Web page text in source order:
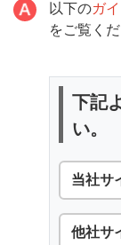
以下のガ
をご覧くだ
下記
い。
当社サ
他社サ